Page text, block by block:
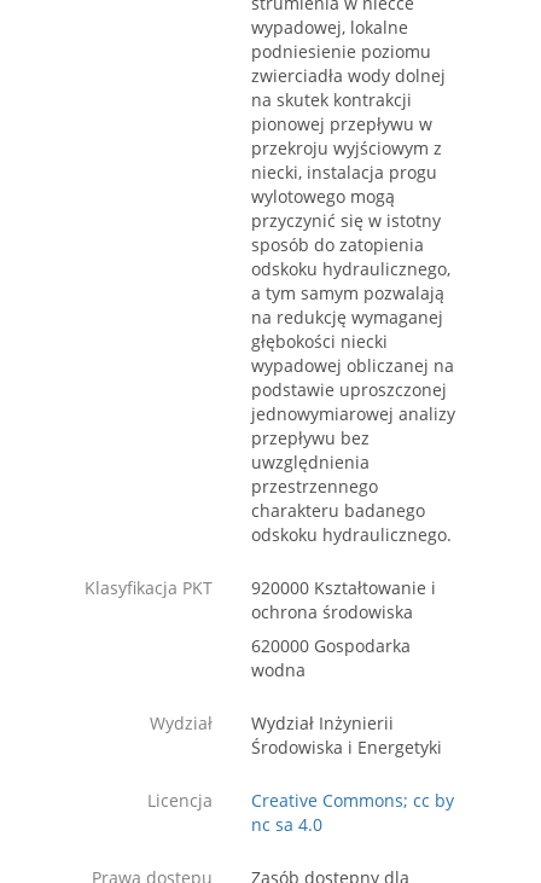
wypadowej, lokalne
podniesienie poziomu
zwierciadła wody dolnej
na skutek kontrakcji
pionowej przepływu w
przekroju wyjściowym z
niecki, instalacja progu
wylotowego mogą
przyczynić się w istotny
sposób do zatopienia
odskoku hydraulicznego,
a tym samym pozwalają
na redukcję wymaganej
głębokości niecki
wypadowej obliczanej na
podstawie uproszczonej
jednowymiarowej analizy
przepływu bez
uwzględnienia
przestrzennego
charakteru badanego
odskoku hydraulicznego.
Klasyfikacja PKT
920000 Kształtowanie i
ochrona środowiska
620000 Gospodarka
wodna
Wydział
Wydział Inżynierii
Środowiska i Energetyki
Licencja
Creative Commons; cc by
nc sa 4.0
Prawa dostępu Zasób dostępny dla